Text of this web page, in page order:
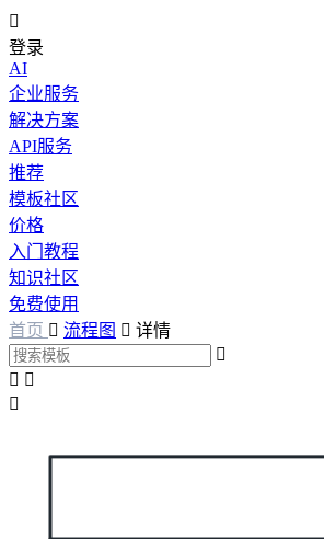

登录
AI
企业服务
解决方案
API服务
推荐
模板社区
价格
入门教程
知识社区
免费使用
首页  流程图  详情

 
